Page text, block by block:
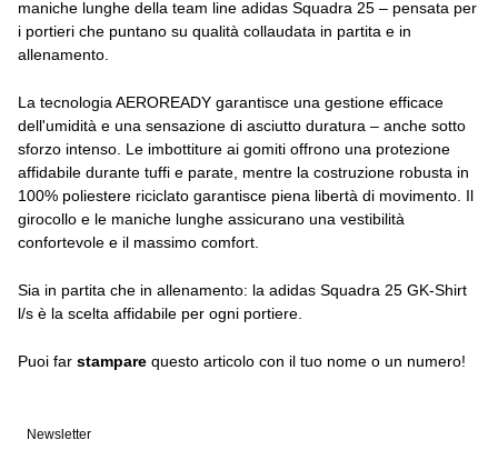
maniche lunghe della team line adidas Squadra 25 – pensata per
i portieri che puntano su qualità collaudata in partita e in
allenamento.
La tecnologia AEROREADY garantisce una gestione efficace
dell'umidità e una sensazione di asciutto duratura – anche sotto
sforzo intenso. Le imbottiture ai gomiti offrono una protezione
affidabile durante tuffi e parate, mentre la costruzione robusta in
100% poliestere riciclato garantisce piena libertà di movimento. Il
girocollo e le maniche lunghe assicurano una vestibilità
confortevole e il massimo comfort.
Sia in partita che in allenamento: la adidas Squadra 25 GK-Shirt
l/s è la scelta affidabile per ogni portiere.
Puoi far stampare questo articolo con il tuo nome o un numero!
Newsletter